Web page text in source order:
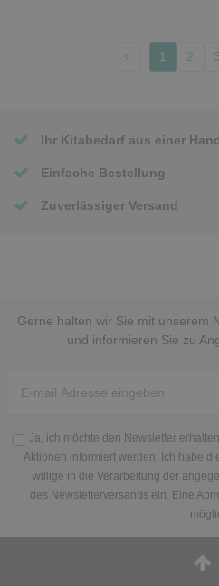
1 2 3
Ihr Kitabedarf aus einer Hand
Einfache Bestellung
Zuverlässiger Versand
Gerne halten wir Sie mit unserem
und informieren Sie zu
Honig
Ja, ich möchte den Newsletter
Aktionen informiert werden. Ich habe
willige in die Verarbeitung der
des Newsletterversands ein. Eine